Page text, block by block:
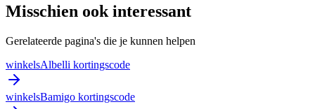
Misschien ook interessant
Gerelateerde pagina's die je kunnen helpen
winkelsAlbelli kortingscode
winkelsBamigo kortingscode